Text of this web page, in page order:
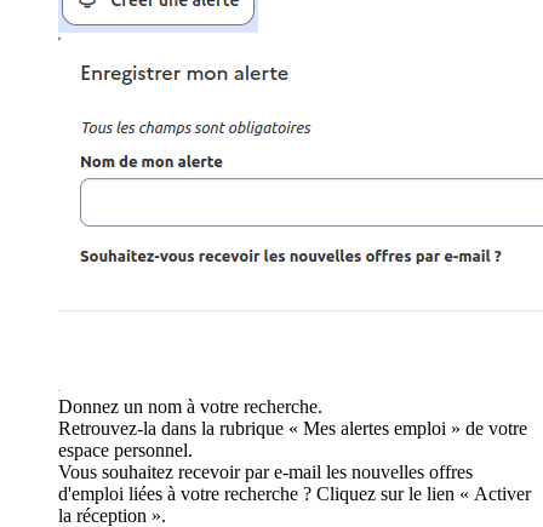
Donnez un nom à votre recherche.
Retrouvez-la dans la rubrique « Mes alertes emploi » de votre
espace personnel.
Vous souhaitez recevoir par e-mail les nouvelles offres
d'emploi liées à votre recherche ? Cliquez sur le lien « Activer
la réception ».